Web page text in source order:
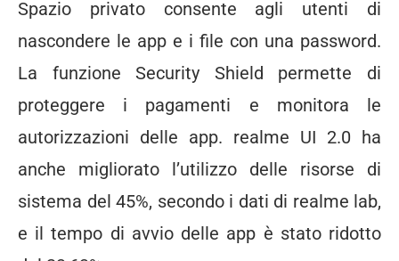
Spazio privato consente agli utenti di
nascondere le app e i file ​​con una password.
La funzione Security Shield permette di
proteggere i pagamenti e monitora le
autorizzazioni delle app. realme UI 2.0 ha
anche migliorato l’utilizzo delle risorse di
sistema del 45%, secondo i dati di realme lab,
e il tempo di avvio delle app è stato ridotto